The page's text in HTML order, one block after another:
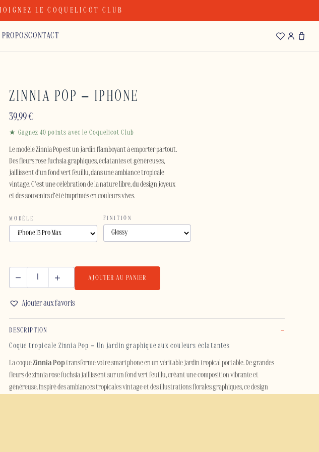
LE COQUELICOT CLUB
CONTACT
ZINNIA POP – IPHONE
39,99€
★ Gagnez 40 points avec le Coquelicot Club
Le modèle Zinnia Pop est un jardin flamboyant à emporter partout.
Des fleurs rose fuchsia graphiques, éclatantes et généreuses,
jaillissent d’un fond vert feuillu, dans une ambiance tropicale
vintage. C’est une célébration de la nature libre, du design joyeux
et des souvenirs d’été imprimés en couleurs vives.
MODÈLE FINITION
ZINNIA
POP
-
IPHONE
AJOUTER AU PANIER
Ajouter aux favoris
DESCRIPTION
Coque tropicale Zinnia Pop – Un jardin graphique aux couleurs éclatantes
La coqueZinnia Poptransforme votre smartphone en un véritable jardin tropical portable. De grandes
fleurs de zinnia rose fuchsia jaillissent sur un fond vert feuillu, créant une composition vibrante et
généreuse. Inspiré des ambiances tropicales vintage et des illustrations florales graphiques, ce design